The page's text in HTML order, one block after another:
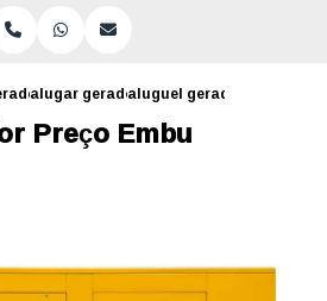
alugar gerador para eventos
aluguel gerador preco
Preço Embu